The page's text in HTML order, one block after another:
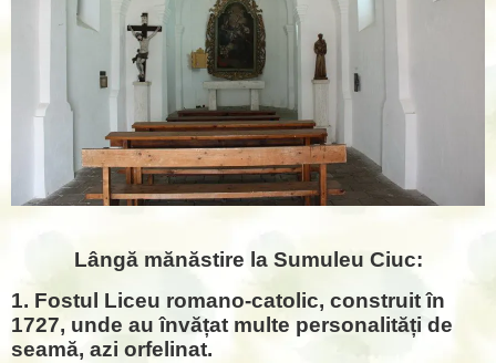
Lângă mănăstire la Sumuleu Ciuc:
1. Fostul Liceu romano-catolic, construit în
1727, unde au învățat multe personalități de
seamă, azi orfelinat.